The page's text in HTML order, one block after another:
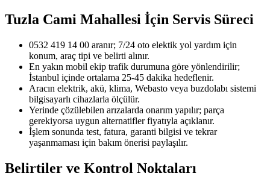
Tuzla Cami Mahallesi İçin Servis Süreci
0532 419 14 00 aranır; 7/24 oto elektik yol yardım için
konum, araç tipi ve belirti alınır.
En yakın mobil ekip trafik durumuna göre yönlendirilir;
İstanbul içinde ortalama 25-45 dakika hedeflenir.
Aracın elektrik, akü, klima, Webasto veya buzdolabı sistemi
bilgisayarlı cihazlarla ölçülür.
Yerinde çözülebilen arızalarda onarım yapılır; parça
gerekiyorsa uygun alternatifler fiyatıyla açıklanır.
İşlem sonunda test, fatura, garanti bilgisi ve tekrar
yaşanmaması için bakım önerisi paylaşılır.
Belirtiler ve Kontrol Noktaları